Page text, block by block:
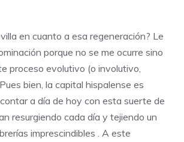
en cuanto a esa regeneración? Le
porque no se me ocurre sino
proceso evolutivo (o involutivo,
bien, la capital hispalense es
a día de hoy con esta suerte de
resurgiendo cada día y tejiendo un
imprescindibles . A este